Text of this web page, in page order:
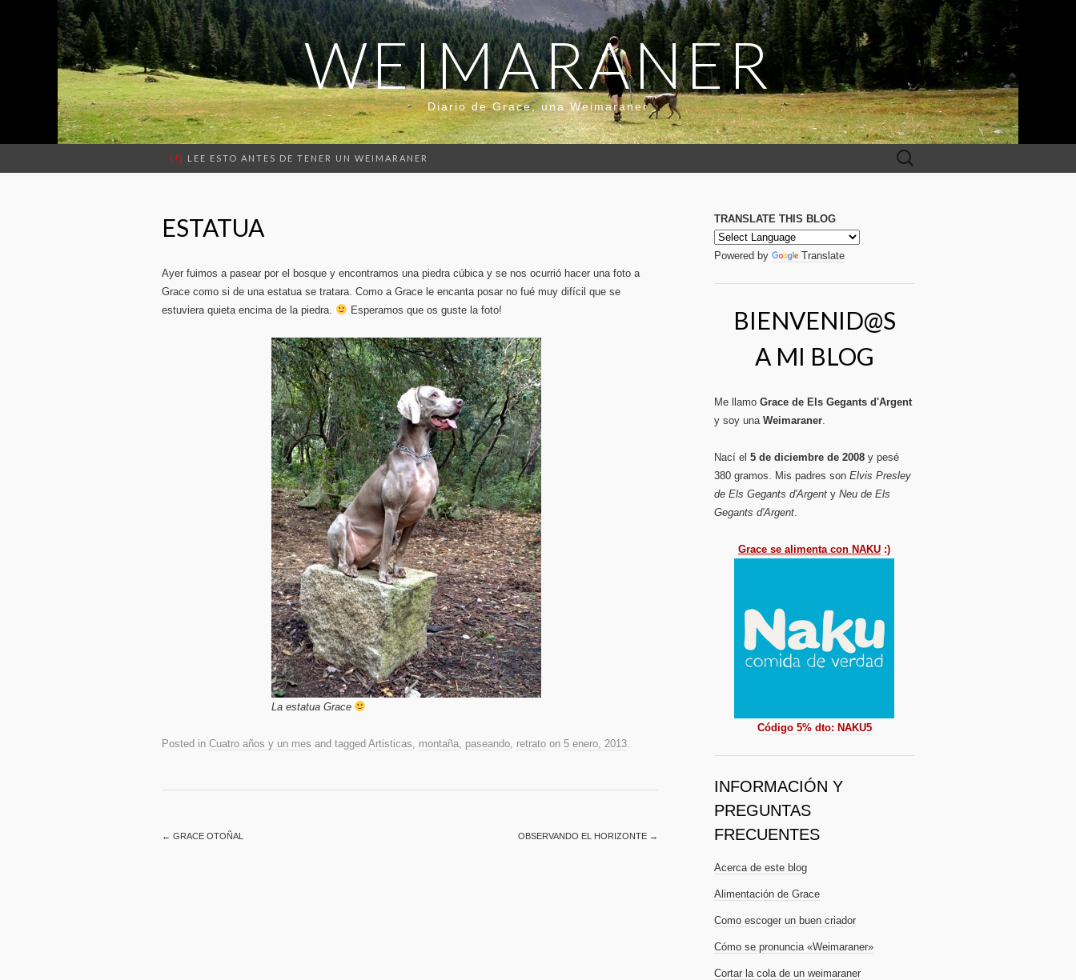
WEIMARANER
Diario de Grace, una Weimaraner
(!) LEE ESTO ANTES DE TENER UN WEIMARANER Buscar:
ESTATUA
Ayer fuimos a pasear por el bosque y encontramos una piedra cúbica y se nos ocurrió hacer una foto a
Grace como si de una estatua se tratara. Como a Grace le encanta posar no fué muy difícil que se
estuviera quieta encima de la piedra.
Esperamos que os guste la foto!
La estatua Grace
Posted in Cuatro años y un mes and tagged Artisticas, montaña, paseando, retrato on 5 enero, 2013.
← GRACE OTOÑAL OBSERVANDO EL HORIZONTE →
TRANSLATE THIS BLOG
Powered by Translate
BIENVENID@S
A MI BLOG
Me llamo Grace de Els Gegants d'Argent
y soy una Weimaraner.
Nací el 5 de diciembre de 2008 y pesé
380 gramos. Mis padres son Elvis Presley
de Els Gegants d'Argent y Neu de Els
Gegants d'Argent.
Grace se alimenta con NAKU :)
Código 5% dto: NAKU5
INFORMACIÓN Y
PREGUNTAS
FRECUENTES
Acerca de este blog
Alimentación de Grace
Como escoger un buen criador
Cómo se pronuncia «Weimaraner»
Cortar la cola de un weimaraner